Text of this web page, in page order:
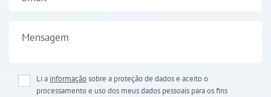
Mensagem
Li a informaçãosobre a proteção de dados e aceito o
processamento e uso dos meus dados pessoais para os fins